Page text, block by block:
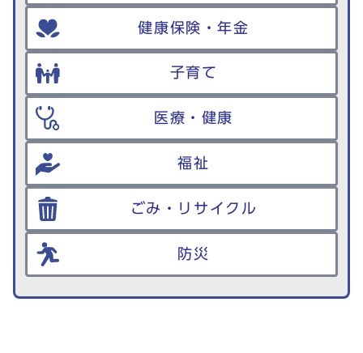
健康保険・年金
子育て
医療・健康
福祉
ごみ・リサイクル
防災